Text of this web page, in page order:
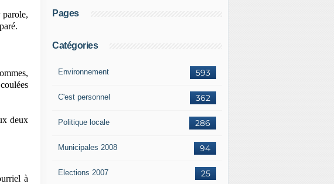
deux
à
Pages
Catégories
593
Environnement
362
C'est personnel
286
Politique locale
94
Municipales 2008
25
Elections 2007